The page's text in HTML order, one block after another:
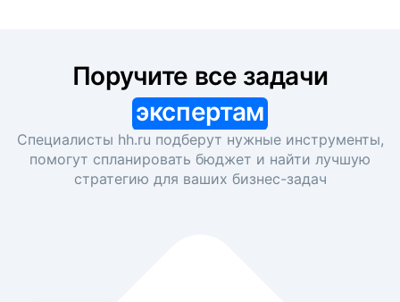
экспертам
Специалисты hh.ru подберут нужные инструменты,
помогут спланировать бюджет и найти лучшую
стратегию для ваших бизнес-задач